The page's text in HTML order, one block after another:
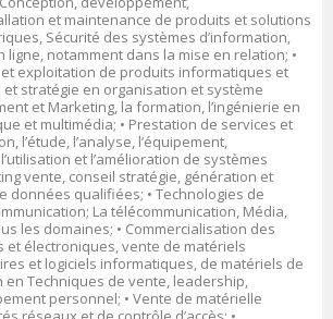
et maintenance de produits et solutions
Sécurité des systèmes d’information,
notamment dans la mise en relation; •
exploitation de produits informatiques et
et stratégie en organisation et système
et Marketing, la formation, l’ingénierie en
et multimédia; • Prestation de services et
l’étude, l’analyse, l’équipement,
et l’amélioration de systèmes
vente, conseil stratégie, génération et
données qualifiées; • Technologies de
La télécommunication, Média,
les domaines; • Commercialisation des
électroniques, vente de matériels
et logiciels informatiques, de matériels de
en Techniques de vente, leadership,
personnel; • Vente de matérielle